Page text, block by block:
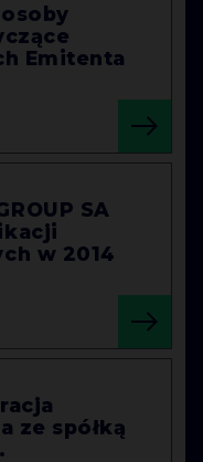
Emitenta
SA
w 2014
ze spółką